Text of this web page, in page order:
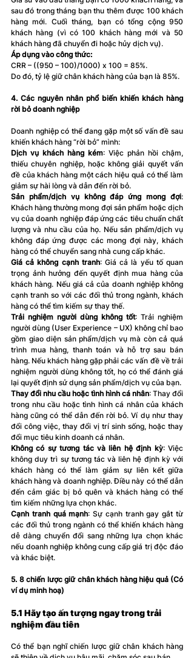
sau đó trong tháng bạn thu thêm được 100 khách
hàng mới. Cuối tháng, bạn có tổng cộng 950
khách hàng (vì có 100 khách hàng mới và 50
khách hàng đã chuyển đi hoặc hủy dịch vụ).
Áp dụng vào công thức:
CRR – ((950 – 100)/1000) x 100 = 85%.
Do đó, tỷ lệ giữ chân khách hàng của bạn là 85%.
4. Các nguyên nhân phổ biến khiến khách hàng
rời bỏ doanh nghiệp
Doanh nghiệp có thể đang gặp một số vấn đề sau
khiến khách hàng “rời bỏ” mình:
Dịch vụ khách hàng kém: Việc phản hồi chậm,
thiếu chuyên nghiệp, hoặc không giải quyết vấn
đề của khách hàng một cách hiệu quả có thể làm
giảm sự hài lòng và dẫn đến rời bỏ.
Sản phẩm/dịch vụ không đáp ứng mong đợi:
Khách hàng thường mong đợi sản phẩm hoặc dịch
vụ của doanh nghiệp đáp ứng các tiêu chuẩn chất
lượng và nhu cầu của họ. Nếu sản phẩm/dịch vụ
không đáp ứng được các mong đợi này, khách
hàng có thể chuyển sang nhà cung cấp khác.
Giá cả không cạnh tranh: Giá cả là yếu tố quan
trọng ảnh hưởng đến quyết định mua hàng của
khách hàng. Nếu giá cả của doanh nghiệp không
cạnh tranh so với các đối thủ trong ngành, khách
hàng có thể tìm kiếm sự thay thế.
Trải nghiệm người dùng không tốt: Trải nghiệm
người dùng (User Experience – UX) không chỉ bao
gồm giao diện sản phẩm/dịch vụ mà còn cả quá
trình mua hàng, thanh toán và hỗ trợ sau bán
hàng. Nếu khách hàng gặp phải các vấn đề về trải
nghiệm người dùng không tốt, họ có thể đánh giá
lại quyết định sử dụng sản phẩm/dịch vụ của bạn.
Thay đổi nhu cầu hoặc tình hình cá nhân: Thay đổi
trong nhu cầu hoặc tình hình cá nhân của khách
hàng cũng có thể dẫn đến rời bỏ. Ví dụ như thay
đổi công việc, thay đổi vị trí sinh sống, hoặc thay
đổi mục tiêu kinh doanh cá nhân.
Không có sự tương tác và liên hệ định kỳ: Việc
không duy trì sự tương tác và liên hệ định kỳ với
khách hàng có thể làm giảm sự liên kết giữa
khách hàng và doanh nghiệp. Điều này có thể dẫn
đến cảm giác bị bỏ quên và khách hàng có thể
tìm kiếm những lựa chọn khác.
Cạnh tranh quá mạnh: Sự cạnh tranh gay gắt từ
các đối thủ trong ngành có thể khiến khách hàng
dễ dàng chuyển đổi sang những lựa chọn khác
nếu doanh nghiệp không cung cấp giá trị độc đáo
và khác biệt.
5. 8 chiến lược giữ chân khách hàng hiệu quả (Có
ví dụ minh hoạ)
5.1 Hãy tạo ấn tượng ngay trong trải
nghiệm đầu tiên
Có thể bạn nghĩ chiến lược giữ chân khách hàng